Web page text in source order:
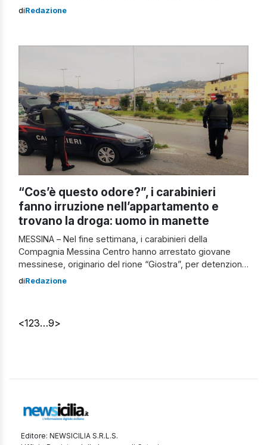
arrestato, in flagranza di reato, un 19enne incensurato
cellophane all’interno della quale erano contenuti circa
diRedazione
“Cos’è questo odore?”, i carabinieri
fanno irruzione nell’appartamento e
trovano la droga: uomo in manette
MESSINA – Nel fine settimana, i carabinieri della
Compagnia Messina Centro hanno arrestato giovane
messinese, originario del rione “Giostra”, per detenzione
ai fini di spaccio di sostanza stupefacente. In particolare,
diRedazione
<123…9>
Editore: NEWSICILIA S.R.L.S.